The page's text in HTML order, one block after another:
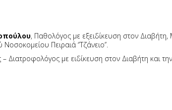
, Παθολόγος με εξειδίκευση στον Διαβήτη,
Πειραιά ‘’Τζάνειο’’.
– Διατροφολόγος με ειδίκευση στον Διαβήτη και